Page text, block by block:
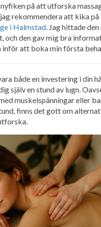
på att utforska
rekommendera att kika på
i Halmstad. Jag hittade den
och den gav mig bra
inför att boka min första
både en investering i din
själv en stund av lugn.
muskelspänningar eller
finns det gott om